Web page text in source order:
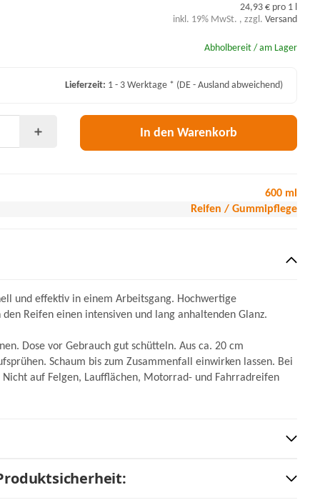
24,93 € pro 1 l
inkl. 19% MwSt. , zzgl. Versand
Abholbereit / am Lager
Lieferzeit: 1 - 3 Werktage * (DE - Ausland abweichend)
In den Warenkorb
600 ml
Reifen / Gummipflege
und effektiv in einem Arbeitsgang. Hochwertige
Reifen einen intensiven und lang anhaltenden Glanz.
Dose vor Gebrauch gut schütteln. Aus ca. 20 cm
Schaum bis zum Zusammenfall einwirken lassen. Bei
auf Felgen, Laufflächen, Motorrad- und Fahrradreifen